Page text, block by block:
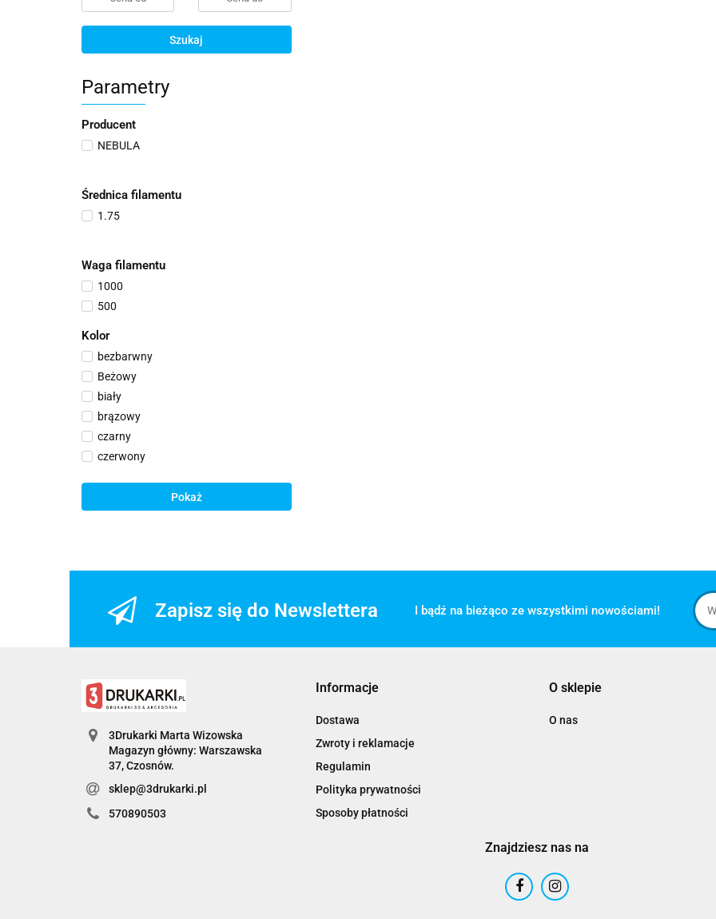
Szukaj
Parametry
Producent
NEBULA
Średnica filamentu
1.75
Waga filamentu
1000
500
Kolor
bezbarwny
Beżowy
biały
brązowy
czarny
czerwony
Pokaż
Zapisz się do Newslettera I bądź na bieżąco ze wszystkimi nowościami!
3Drukarki Marta Wizowska
Magazyn główny: Warszawska
sklep@3drukarki.pl
570890503
Informacje
Dostawa
Zwroty i reklamacje
Regulamin
Polityka prywatności
Sposoby płatności
O sklepie
O nas
Znajdziesz nas na